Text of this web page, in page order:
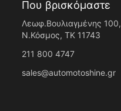
Που βρισκόμαστε
Λεωφ.Βουλιαγμένης 100,
Ν.Κόσμος, ΤK 11743
211 800 4747
sales@automotoshine.gr